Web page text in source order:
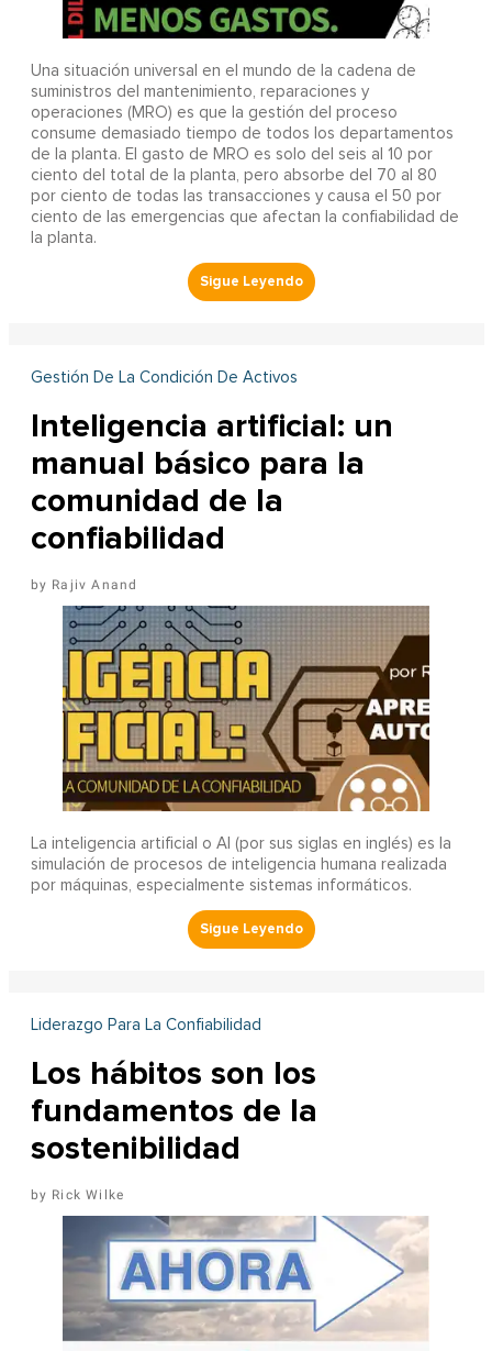
Una situación universal en el mundo de la cadena de
suministros del mantenimiento, reparaciones y
operaciones (MRO) es que la gestión del proceso
consume demasiado tiempo de todos los departamentos
de la planta. El gasto de MRO es solo del seis al 10 por
ciento del total de la planta, pero absorbe del 70 al 80
por ciento de todas las transacciones y causa el 50 por
ciento de las emergencias que afectan la confiabilidad de
la planta.
Gestión De La Condición De Activos
Inteligencia artificial: un
manual básico para la
comunidad de la
confiabilidad
Rajiv Anand
La inteligencia artificial o AI (por sus siglas en inglés) es la
simulación de procesos de inteligencia humana realizada
por máquinas, especialmente sistemas informáticos.
Liderazgo Para La Confiabilidad
Los hábitos son los
fundamentos de la
sostenibilidad
Rick Wilke